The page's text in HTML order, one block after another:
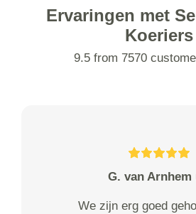
Ervaringen met
Koeriers
9.5 from 7570
G. van Arnhem
We zijn erg goed